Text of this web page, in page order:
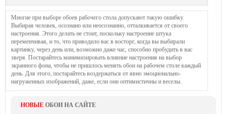
Многие при выборе обоев рабочего стола допускают такую ошибку.
Выбирая человек, осознано или неосознанно, отталкивается от своего
настроения. Этого делать не стоит, поскольку настроение штука
переменчивая, и то, что приводило вас в восторг, когда вы выбирали
картинку, через день или, возможно даже час, способно пробудить в вас
зверя. Постарайтесь минимизировать влияние настроения на выбор
экранного фона, чтобы не пришлось менять обои на рабочем столе каждый
день. Для этого, постарайтесь воздержаться от явно эмоционально-
нагруженных изображений, даже, если они оптимистичны и веселы.
НОВЫЕ ОБОИ НА САЙТЕ